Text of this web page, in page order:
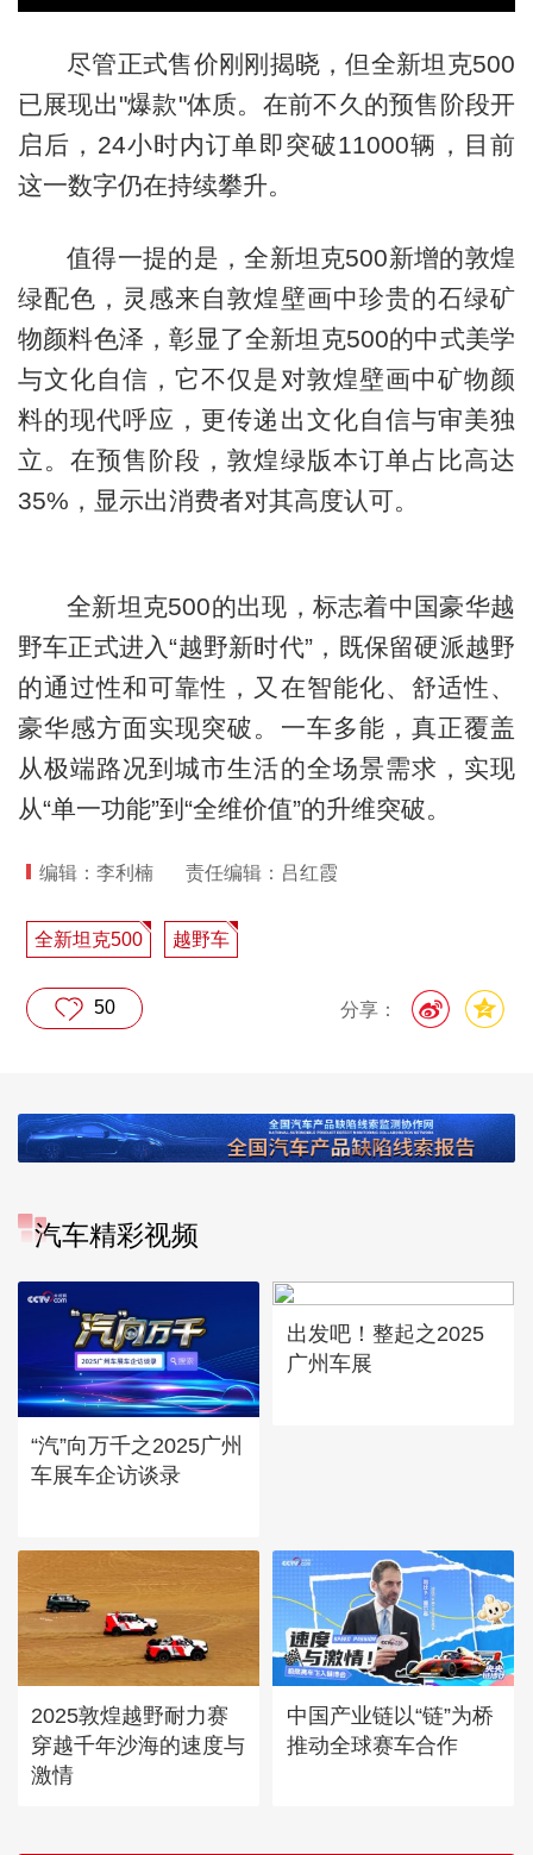
尽管正式售价刚刚揭晓，但全新坦克500
已展现出"爆款"体质。在前不久的预售阶段开
启后，24小时内订单即突破11000辆，目前
这一数字仍在持续攀升。
值得一提的是，全新坦克500新增的敦煌
绿配色，灵感来自敦煌壁画中珍贵的石绿矿
物颜料色泽，彰显了全新坦克500的中式美学
与文化自信，它不仅是对敦煌壁画中矿物颜
料的现代呼应，更传递出文化自信与审美独
立。在预售阶段，敦煌绿版本订单占比高达
35%，显示出消费者对其高度认可。
全新坦克500的出现，标志着中国豪华越
野车正式进入“越野新时代”，既保留硬派越野
的通过性和可靠性，又在智能化、舒适性、
豪华感方面实现突破。一车多能，真正覆盖
从极端路况到城市生活的全场景需求，实现
从“单一功能”到“全维价值”的升维突破。
编辑：李利楠 责任编辑：吕红霞
全新坦克500 越野车
分享：
50
汽车精彩视频
“汽”向万千之2025广州
车展车企访谈录
出发吧！整起之2025
广州车展
2025敦煌越野耐力赛
穿越千年沙海的速度与
激情
中国产业链以“链”为桥
推动全球赛车合作